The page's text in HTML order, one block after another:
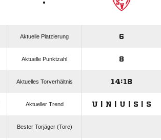
Aktuelle Platzierung 6
Aktuelle Punktzahl 8
Aktuelles Torverhältnis 14:18
Aktueller Trend U | N | U | S | S
Bester Torjäger (Tore)